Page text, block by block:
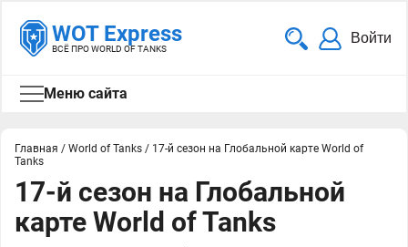
WOT Express
ВСЁ ПРО WORLD OF TANKS
Войти
Меню сайта
Главная / World of Tanks / 17-й сезон на Глобальной карте World of
Tanks
17-й сезон на Глобальной
карте World of Tanks